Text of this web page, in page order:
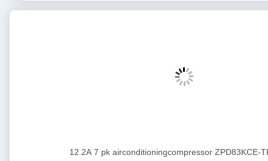
12.2A 7 pk airconditioningcompressor ZPD83KCE-